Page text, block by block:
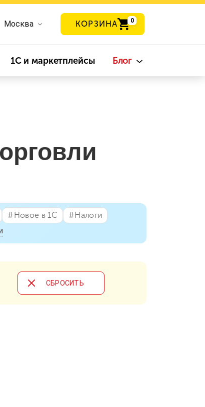
Москва КОРЗИНА 0
1С и маркетплейсы Блог
#⁣Новое в 1С
#⁣Налоги
CБРОСИТЬ